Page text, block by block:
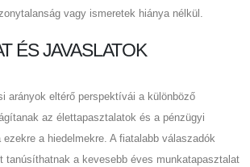
vagy ismeretek hiánya nélkül.
ÉS JAVASLATOK
arányok eltérő perspektívái a különböző
az élettapasztalatok és a pénzügyi
ezekre a hiedelmekre. A fiatalabb válaszadók
tanúsíthatnak a kevesebb éves munkatapasztalat